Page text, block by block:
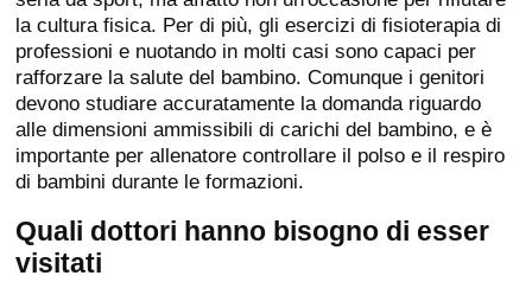
la cultura fisica. Per di più, gli esercizi di fisioterapia di
professioni e nuotando in molti casi sono capaci per
rafforzare la salute del bambino. Comunque i genitori
devono studiare accuratamente la domanda riguardo
alle dimensioni ammissibili di carichi del bambino, e è
importante per allenatore controllare il polso e il respiro
di bambini durante le formazioni.
Quali dottori hanno bisogno di esser
visitati